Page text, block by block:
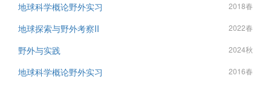
地球科学概论野外实习 2018春
地球探索与野外考察II 2022春
野外与实践 2024秋
地球科学概论野外实习 2016春